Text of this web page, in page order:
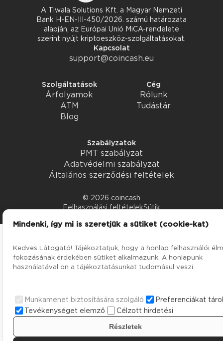
A Tiwala Solutions Kft. a Magyar Nemzeti
Bank H-EN-III-450/2026. számú határozata
alapján, az Európai Unió MiCA-rendelete
szerint nyújt kriptoeszköz-szolgáltatásokat.
Kapcsolat
support@coincash.eu
Szolgáltatások
Árfolyamok
ATM
Blog
Cég
Rólunk
Tudástár
Szabályzatok
PMT szabályzat
Adatvédelmi szabályzat
Általános szerződési feltételek
© 2026 coincash
Felhasználási feltételekSütik
Mindenki, így mi is szeretjük a sütiket (cookie-kat)
Kedves Látogató! Tájékoztatjuk, hogy a honlap felhasználói
fokozásának érdekében sütiket alkalmazunk. A honlapunk
használatával ön a tájékoztatásunkat tudomásul veszi.
Munkamenet biztosítására szolgáló
Preferenciákat
Tevékenységet elemző
Célzott hirdetési
Részletek